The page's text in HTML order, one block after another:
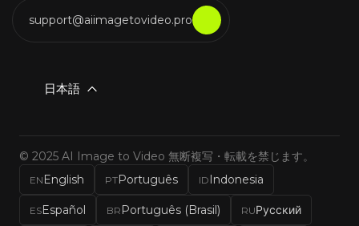
support@aiimagetovideo.pro
日本語
© 2025 AI Image to Video 無断複写・転載を禁じます。
EN English PTPortuguês ID Indonesia
ESEspañol BR Português (Brasil) RUРусский